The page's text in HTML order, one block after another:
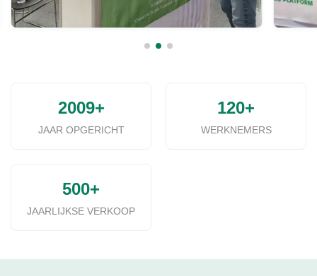
2009+
JAAR OPGERICHT
120+
WERKNEMERS
500+
JAARLIJKSE VERKOOP